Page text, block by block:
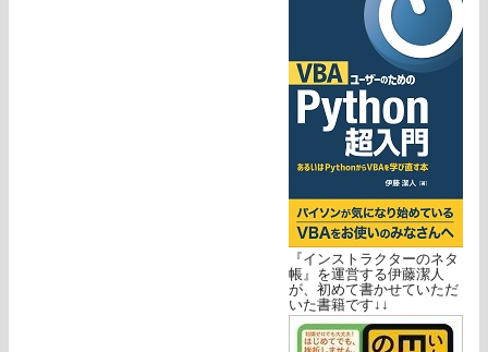
『インストラクターのネタ
帳』を運営する伊藤潔人
が、初めて書かせていただ
いた書籍です↓↓